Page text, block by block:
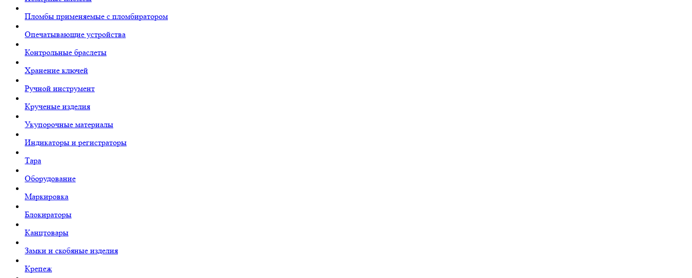
Пломбы применяемые с пломбиратором
Опечатывающие устройства
Контрольные браслеты
Хранение ключей
Ручной инструмент
Крученые изделия
Укупорочные материалы
Индикаторы и регистраторы
Тара
Оборудование
Маркировка
Блокираторы
Канцтовары
Замки и скобяные изделия
Крепеж